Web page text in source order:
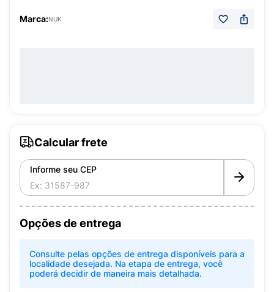
Marca:NUK
Calcular frete
Informe seu CEP
Opções de entrega
Consulte pelas opções de entrega disponíveis para a
localidade desejada. Na etapa de entrega, você
poderá decidir de maneira mais detalhada.